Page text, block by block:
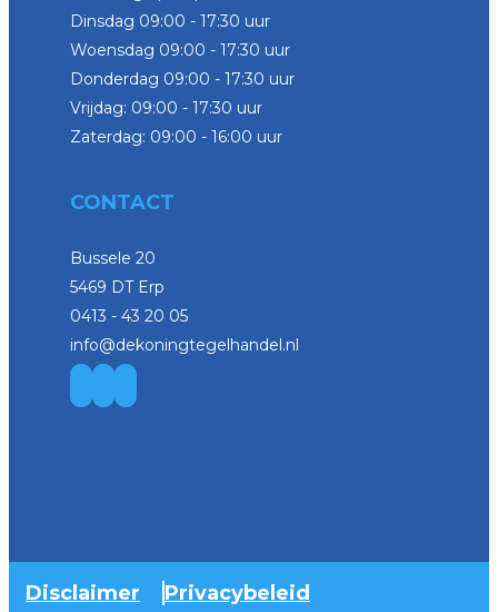
Dinsdag 09:00 - 17:30 uur
Woensdag 09:00 - 17:30 uur
Donderdag 09:00 - 17:30 uur
Vrijdag: 09:00 - 17:30 uur
Zaterdag: 09:00 - 16:00 uur
CONTACT
Bussele 20
5469 DT Erp
0413 - 43 20 05
info@dekoningtegelhandel.nl
Disclaimer Privacybeleid